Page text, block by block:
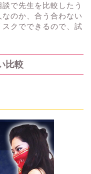
で先生を比較したう
のか、合う合わない
クでできるので、試
比較